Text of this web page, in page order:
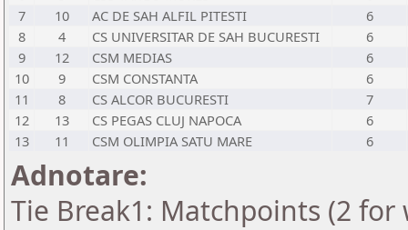
7
10 AC DE SAH ALFIL PITESTI
6
8
4 CS UNIVERSITAR DE SAH BUCURESTI
6
9
12 CSM MEDIAS
6
10
9 CSM CONSTANTA
6
11
8 CS ALCOR BUCURESTI
7
12
13 CS PEGAS CLUJ NAPOCA
6
13
11 CSM OLIMPIA SATU MARE 6
Adnotare:
Tie Break1: Matchpoints (2